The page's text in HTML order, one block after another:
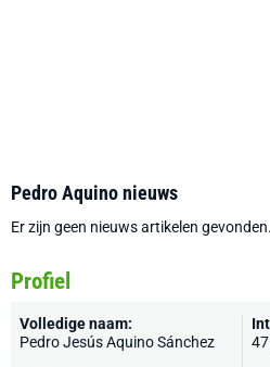
Pedro Aquino nieuws
Er zijn geen nieuws artikelen gevonden.
Profiel
Volledige naam:
Pedro Jesús Aquino Sánchez